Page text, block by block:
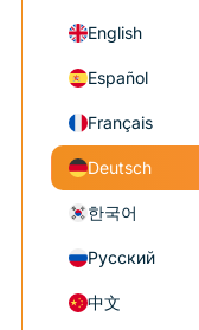
English
Español
Français
Deutsch
한국어
Русский
中文